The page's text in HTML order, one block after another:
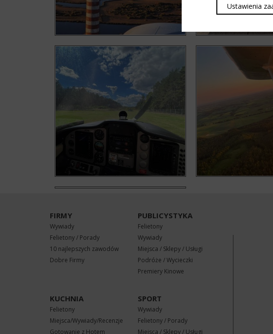
FIRMY
Wywiady
Felietony / Porady
10 najlepszych zawodów
Dobre Firmy
PUBLICYSTYKA
Felietony
Wywiady
Miejsca / Sklepy / Usługi
Podróże / Wycieczki
Premiery Kinowe
KUCHNIA
Felietony
Miejsca/Wywiady/Recenzje
Gotowanie z Hotem
SPORT
Wywiady
Felietony / Porady
Miejsca / Sklepy / Usługi
Ustawienia